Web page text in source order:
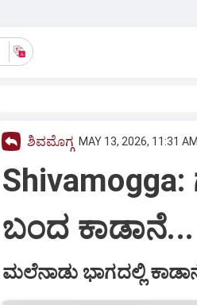
ಶಿವಮೊಗ್ಗ MAY 13, 2026, 11:31
Shivamogga:
ಬಂದ ಕಾಡಾನೆ...
ಮಲೆನಾಡು ಭಾಗದಲ್ಲಿ